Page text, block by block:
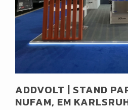
ADDVOLT | STAND
NUFAM, EM